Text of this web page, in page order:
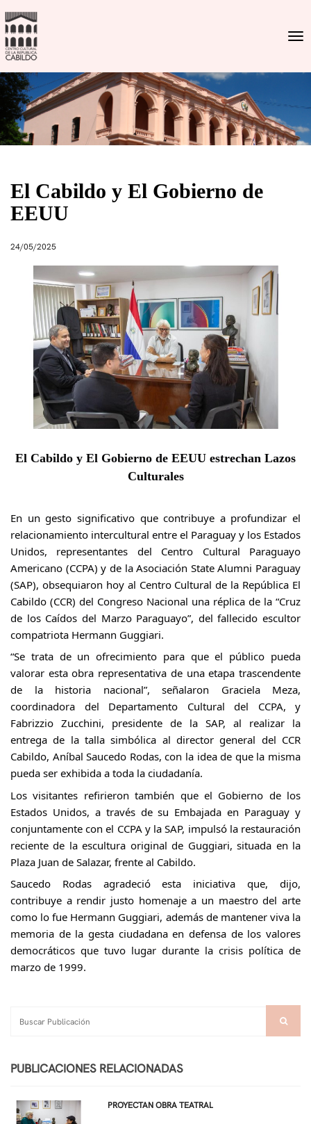
El Cabildo y El Gobierno de
EEUU
24/05/2025
El Cabildo y El Gobierno de EEUU estrechan Lazos
Culturales
En un gesto significativo que contribuye a profundizar el
relacionamiento intercultural entre el Paraguay y los Estados
Unidos, representantes del Centro Cultural Paraguayo
Americano (CCPA) y de la Asociación State Alumni Paraguay
(SAP), obsequiaron hoy al Centro Cultural de la República El
Cabildo (CCR) del Congreso Nacional una réplica de la “Cruz
de los Caídos del Marzo Paraguayo”, del fallecido escultor
compatriota Hermann Guggiari.
“Se trata de un ofrecimiento para que el público pueda
valorar esta obra representativa de una etapa trascendente
de la historia nacional”, señalaron Graciela Meza,
coordinadora del Departamento Cultural del CCPA, y
Fabrizzio Zucchini, presidente de la SAP, al realizar la
entrega de la talla simbólica al director general del CCR
Cabildo, Aníbal Saucedo Rodas, con la idea de que la misma
pueda ser exhibida a toda la ciudadanía.
Los visitantes refirieron también que el Gobierno de los
Estados Unidos, a través de su Embajada en Paraguay y
conjuntamente con el CCPA y la SAP, impulsó la restauración
reciente de la escultura original de Guggiari, situada en la
Plaza Juan de Salazar, frente al Cabildo.
Saucedo Rodas agradeció esta iniciativa que, dijo,
contribuye a rendir justo homenaje a un maestro del arte
como lo fue Hermann Guggiari, además de mantener viva la
memoria de la gesta ciudadana en defensa de los valores
democráticos que tuvo lugar durante la crisis política de
marzo de 1999.
PUBLICACIONES RELACIONADAS
PROYECTAN OBRA TEATRAL